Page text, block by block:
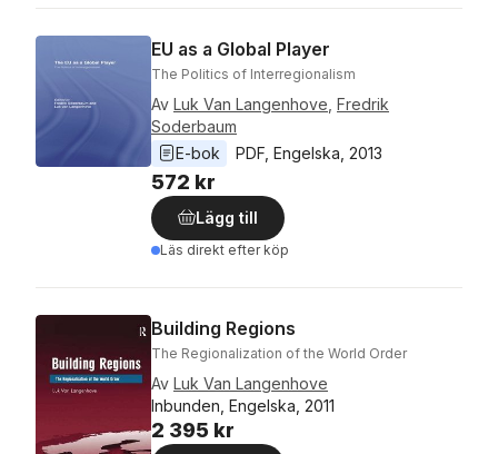
EU as a Global Player
The Politics of Interregionalism
Av Luk Van Langenhove Fredrik
Soderbaum
E-bok
PDF Engelska 2013
572 kr
Lägg till
Läs direkt efter köp
Building Regions
The Regionalization of the World Order
Av Luk Van Langenhove
Inbunden, Engelska, 2011
2 395 kr